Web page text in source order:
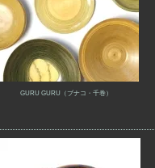
GURU GURU（ブナコ・千巻）